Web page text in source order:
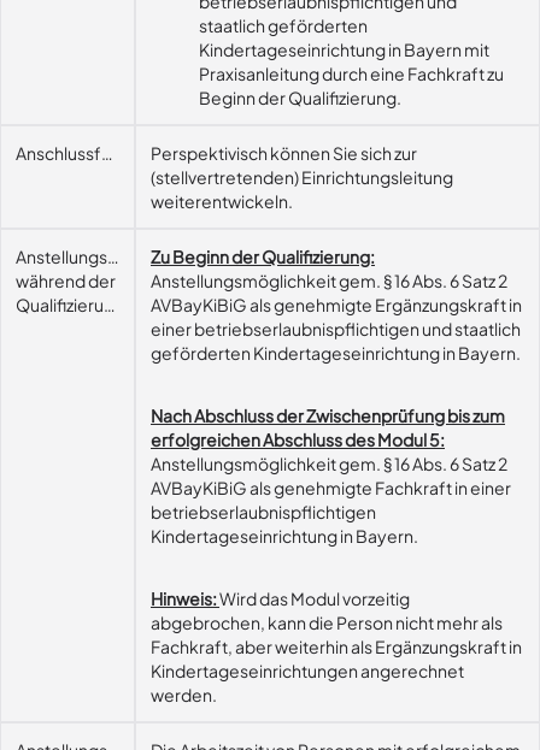
staatlich geförderten
Kindertageseinrichtung in Bayern mit
Praxisanleitung durch eine Fachkraft zu
Beginn der Qualifizierung.
AnschlussfähigkeitPerspektivisch können Sie sich zur
(stellvertretenden) Einrichtungsleitung
weiterentwickeln.
Anstellungsmöglichkeit
während der
Qualifizierung
Zu Beginn der Qualifizierung:
Anstellungsmöglichkeit gem. § 16 Abs. 6 Satz 2
AVBayKiBiG als genehmigte Ergänzungskraft in
einer betriebserlaubnispflichtigen und staatlich
geförderten Kindertageseinrichtung in Bayern.
Nach Abschluss der Zwischenprüfung bis zum
erfolgreichen Abschluss des Modul 5:
Anstellungsmöglichkeit gem. § 16 Abs. 6 Satz 2
AVBayKiBiG als genehmigte Fachkraft in einer
betriebserlaubnispflichtigen
Kindertageseinrichtung in Bayern.
Hinweis:Wird das Modul vorzeitig
abgebrochen, kann die Person nicht mehr als
Fachkraft, aber weiterhin als Ergänzungskraft in
Kindertageseinrichtungen angerechnet
werden.